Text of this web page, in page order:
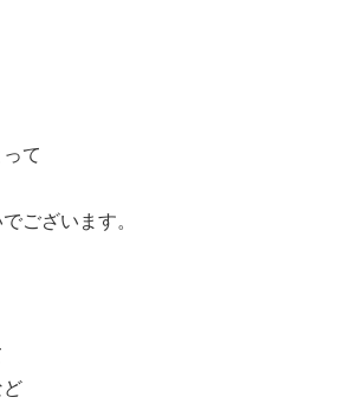
て
ございます。
ど